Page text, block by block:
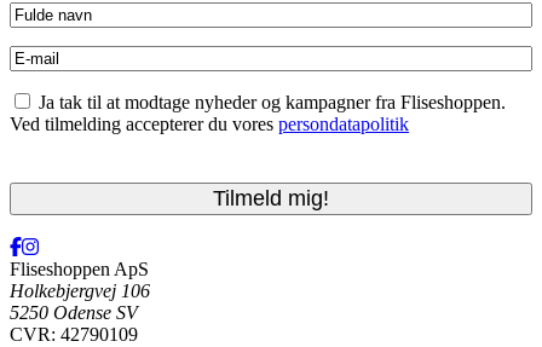
Fulde
navn(Påkrævet)
E-
mail(Påkrævet)
Accepter
betingelser(Påkrævet)
Ja tak til at modtage nyheder og kampagner fra Fliseshoppen.
Ved tilmelding accepterer du vores persondatapolitik
Fliseshoppen ApS
Holkebjergvej 106
5250 Odense SV
CVR: 42790109